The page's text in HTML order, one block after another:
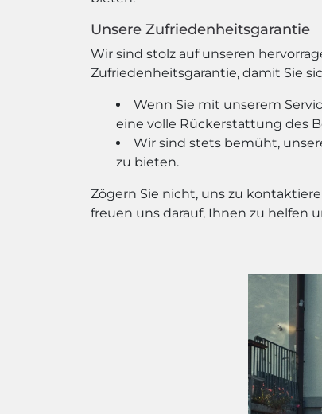
Unsere Zufriedenheitsgarantie
Wir sind stolz auf unseren
Zufriedenheitsgarantie, damit Sie
Wenn Sie mit unserem
eine volle Rückerstattung des
Wir sind stets bemüht,
zu bieten.
Zögern Sie nicht, uns zu
freuen uns darauf, Ihnen zu helfen